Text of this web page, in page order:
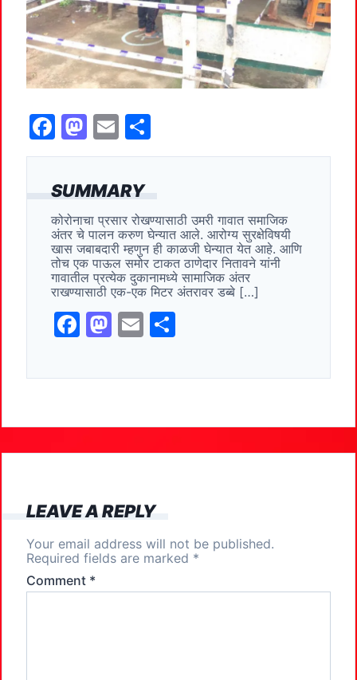
SUMMARY
कोरोनाचा प्रसार रोखण्यासाठी उमरी गावात समाजिक
अंतर चे पालन करुण घेन्यात आले. आरोग्य सुरक्षेविषयी
खास जबाबदारी म्हणुन ही काळजी घेन्यात येत आहे. आणि
तोच एक पाऊल समोर टाकत ठाणेदार नितावने यांनी
गावातील प्रत्येक दुकानामध्ये सामाजिक अंतर
राखण्यासाठी एक-एक मिटर अंतरावर डब्बे […]
F
c
b
o
k
M
st
d
o
E
ai ar
F
a
c
e
b
o
o
k
M
a
st
o
d
o
n
E
m
ai
l
h
LEAVE A REPLY
Your email address will not be published.
Required fields are marked *
Comment *